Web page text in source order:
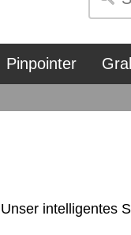
Pinpointer
Unser intelligentes